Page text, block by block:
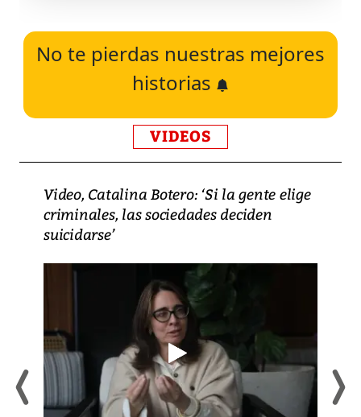
No te pierdas nuestras mejores
historias
VIDEOS
Video, Catalina Botero: ‘Si la gente elige
criminales, las sociedades deciden
suicidarse’